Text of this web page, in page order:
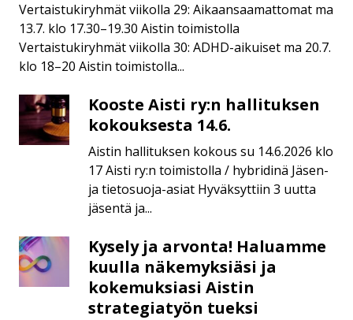
Vertaistukiryhmät viikolla 29: Aikaansaamattomat ma
13.7. klo 17.30–19.30 Aistin toimistolla
Vertaistukiryhmät viikolla 30: ADHD-aikuiset ma 20.7.
klo 18–20 Aistin toimistolla...
Kooste
Aisti
ry:n
kokouksesta
Kooste Aisti ry:n hallituksen
kokouksesta 14.6.
Aistin hallituksen kokous su 14.6.2026 klo
17 Aisti ry:n toimistolla / hybridinä Jäsen-
ja tietosuoja-asiat Hyväksyttiin 3 uutta
jäsentä ja...
Kysely
ja
arvonta!
Kysely ja arvonta! Haluamme
kuulla näkemyksiäsi ja
kokemuksiasi Aistin
strategiatyön tueksi